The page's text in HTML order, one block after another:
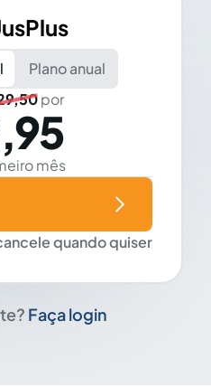
Plano anual
por
mês
quando quiser
Faça login